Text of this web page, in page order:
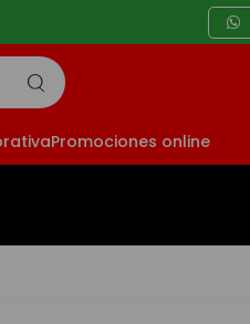
Promociones online